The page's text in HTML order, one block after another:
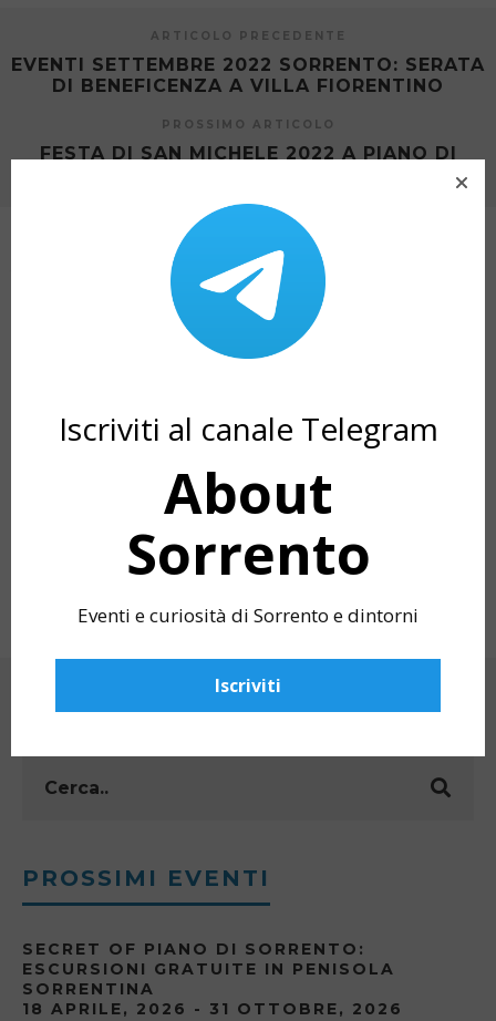
ARTICOLO PRECEDENTE
EVENTI SETTEMBRE 2022 SORRENTO: SERATA
DI BENEFICENZA A VILLA FIORENTINO
PROSSIMO ARTICOLO
FESTA DI SAN MICHELE 2022 A PIANO DI
ARTICOLI CORRELATI
LA MOSTRA DI CARILLON DI ENRICO
LA VILLA
PROSSIMI EVENTI
SECRET OF PIANO DI SORRENTO:
ESCURSIONI GRATUITE IN PENISOLA
SORRENTINA
18 APRILE, 2026 - 31 OTTOBRE, 2026
Iscriviti al canale Telegram
About
Sorrento
Eventi e curiosità di Sorrento e dintorni
Iscriviti